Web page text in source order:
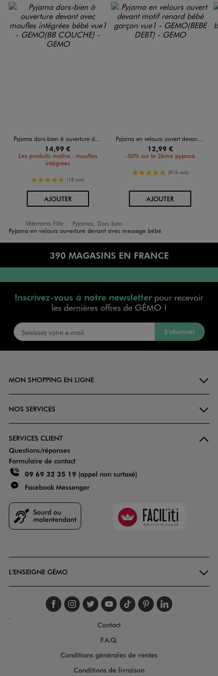
Pyjama dors-bien à ouverture devant avec moufles intégrées bébé
14,99 €
Les produits malins : moufles
intégrées
5/5 de moyenne
(18 avis)
AJOUTERAU PANIER
Pyjama en velours ouvert devant motif renard bébé garçon
12,99 €
-50% sur le 2ème pyjama
5/5 de moyenne
(816 avis)
AJOUTERAU PANIER
Accueil
Bébé
Vêtements Fille
Pyjamas, Dors bien
Pyjama en velours ouverture devant avec message bébé
390 MAGASINS EN FRANCE
Inscrivez-vous à notre newsletterpour recevoir
les dernières offres de GÉMO !
S’abonner
MON SHOPPING EN LIGNE
NOS SERVICES
SERVICES CLIENT
Questions/réponses
Formulaire de contact
09 69 32 35 19 (appel non surtaxé)
Facebook Messenger
Faciliti
L'ENSEIGNE GÉMO
Suivez-nous sur
Suivez-nous sur
Suivez-nous sur
Suivez-nous
Suivez-nous
Suivez-
.
Contact
F.A.Q.
Conditions générales de ventes
Conditions de livraison